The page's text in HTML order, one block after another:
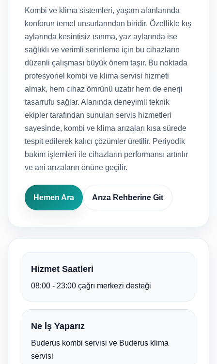
Kombi ve klima sistemleri, yaşam alanlarında
konforun temel unsurlarından biridir. Özellikle kış
aylarında kesintisiz ısınma, yaz aylarında ise
sağlıklı ve verimli serinleme için bu cihazların
düzenli çalışması büyük önem taşır. Bu noktada
profesyonel kombi ve klima servisi hizmeti
almak, hem cihaz ömrünü uzatır hem de enerji
tasarrufu sağlar. Alanında deneyimli teknik
ekipler tarafından sunulan servis hizmetleri
sayesinde, kombi ve klima arızaları kısa sürede
tespit edilerek kalıcı çözümler üretilir. Periyodik
bakım işlemleri ile cihazların performansı artırılır
ve ani arızaların önüne geçilir.
Hemen Ara Arıza Rehberine Git
Hizmet Saatleri
08:00 - 23:00 çağrı merkezi desteği
Ne İş Yaparız
Buderus kombi servisi ve Buderus klima
servisi